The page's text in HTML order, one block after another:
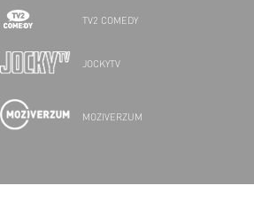
TV2 COMEDY
JOCKYTV
MOZIVERZUM